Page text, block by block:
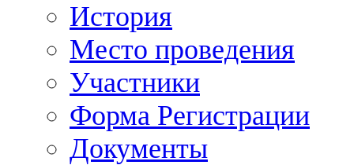
История
Место проведения
Участники
Форма Регистрации
Документы